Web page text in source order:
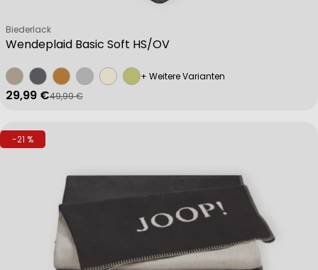
Wendeplaid Basic Soft HS/OV
Verkäufer:
Biederlack
+ Weitere Varianten
Verkaufspreis
29,99 €
Regulärer Preis
49,99 €
-21 %